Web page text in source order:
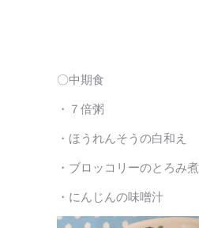
〇中期食
・７倍粥
・ほうれんそうの白和え
・ブロッコリーのとろみ煮
・にんじんの味噌汁